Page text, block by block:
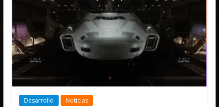
Desarrollo Noticias